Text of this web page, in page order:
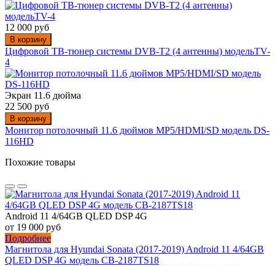
12 000 руб
В корзину
Цифровой ТВ-тюнер системы DVB-T2 (4 антенны) модельTV-
4
Экран 11.6 дюйма
22 500 руб
В корзину
Монитор потолочный 11.6 дюймов MP5/HDMI/SD модель DS-
116HD
Похожие товары
Android 11 4/64GB QLED DSP 4G
от 19 000 руб
Подробнее
Магнитола для Hyundai Sonata (2017-2019) Android 11 4/64GB
QLED DSP 4G модель CB-2187TS18